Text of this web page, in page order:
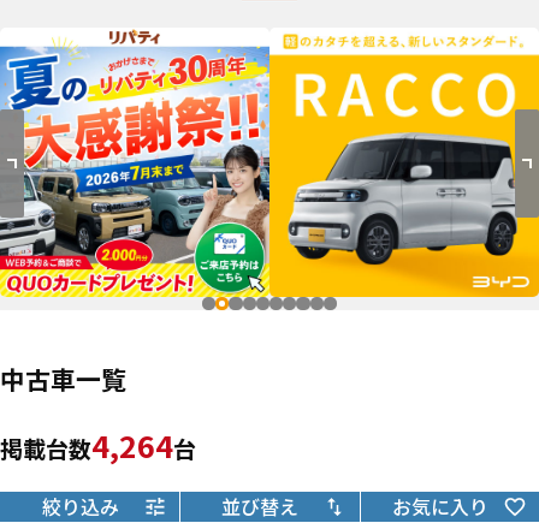
中古車一覧
掲載台数4,264台
絞り込み 並び替え お気に入り